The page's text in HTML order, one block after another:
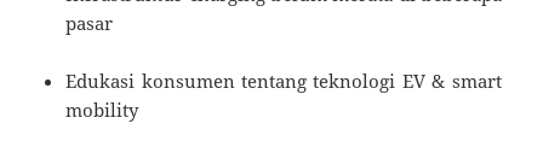
pasar
Edukasi konsumen tentang teknologi EV & smart
mobility